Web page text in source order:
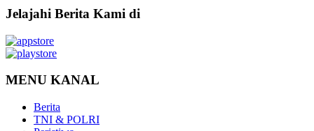
Jelajahi Berita Kami di
MENU KANAL
Berita
TNI & POLRI